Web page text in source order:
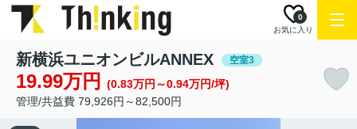
お気に入り
0
新横浜ユニオンビルANNEX 空室3
19.99万円
(0.83万円～0.94万円/坪)
管理/共益費 79,926円～82,500円